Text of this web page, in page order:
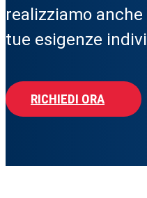
realizziamo
tue esigenze
RICHIEDI ORA